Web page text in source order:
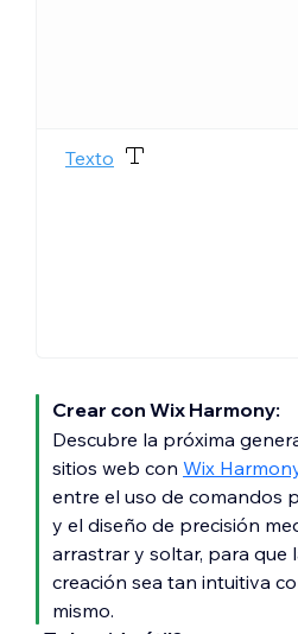
Texto
Crear con Wix Harmony:
Descubre la próxima
sitios web con Wix
entre el uso de comandos
y el diseño de precisión
arrastrar y soltar, para que
creación sea tan intuitiva
mismo.